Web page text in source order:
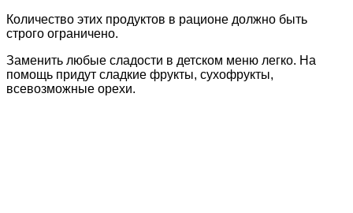
Количество этих продуктов в рационе должно быть
строго ограничено.
Заменить любые сладости в детском меню легко. На
помощь придут сладкие фрукты, сухофрукты,
всевозможные орехи.